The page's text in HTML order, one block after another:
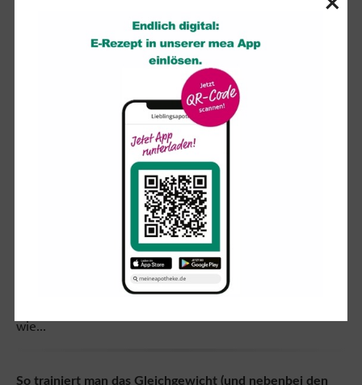
Partielle Sonnenfinsternis: So schützen Sie Ihre Augen
Am kommenden Mittwoch (12.
August) dürften sich ab etwa 19 Uhr
viele Blicke erwartungsvoll in den
Himmel richten. Ist der wolkenfrei,...
Brauchen ältere Menschen wirklich
Nahrungsergänzungsmittel?
«Mehr Energie», «Besseres
Gedächtnis», «Straffere Haut», «Mehr
Vitalität», «Linderung von
wie...
So trainiert man das Gleichgewicht (und nebenbei den